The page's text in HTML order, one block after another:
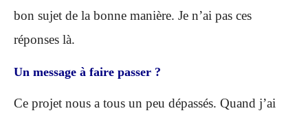
bon sujet de la bonne manière. Je n’ai pas ces
réponses là.
Un message à faire passer ?
Ce projet nous a tous un peu dépassés. Quand j’ai